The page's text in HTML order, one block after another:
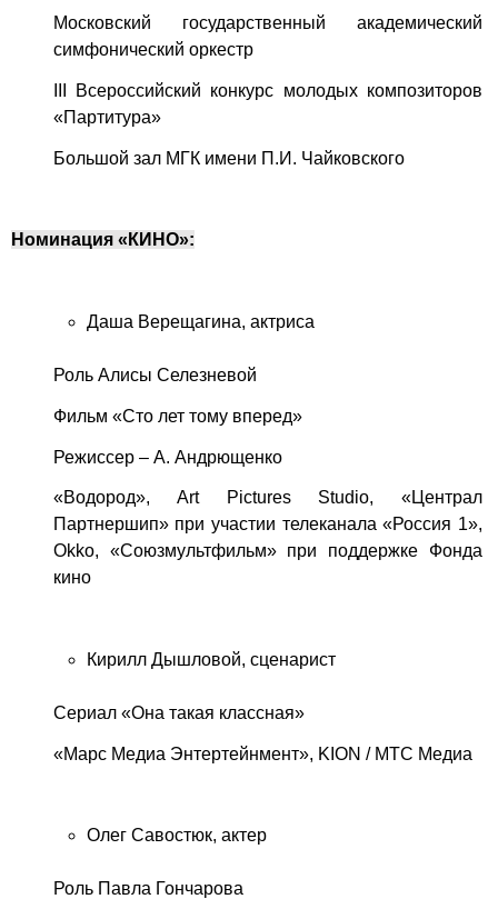
Московский государственный академический
симфонический оркестр
III Всероссийский конкурс молодых композиторов
«Партитура»
Большой зал МГК имени П.И. Чайковского
Номинация «КИНО»:
Даша Верещагина, актриса
Роль Алисы Селезневой
Фильм «Сто лет тому вперед»
Режиссер – А. Андрющенко
«Водород», Art Pictures Studio, «Централ
Партнершип» при участии телеканала «Россия 1»,
Okko, «Союзмультфильм» при поддержке Фонда
кино
Кирилл Дышловой, сценарист
Сериал «Она такая классная»
«Марс Медиа Энтертейнмент», KION / МТС Медиа
Олег Савостюк, актер
Роль Павла Гончарова